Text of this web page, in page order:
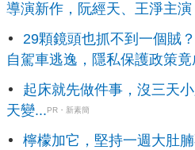
導演新作，阮經天、王淨主演
29顆鏡頭也抓不到一個賊
自駕車逃逸，隱私保護政策
起床就先做件事，沒三天
天變...PR・新素簡
檸檬加它，堅持一週大肚